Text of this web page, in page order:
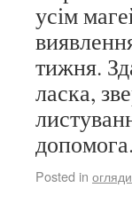
усім
тижня.
ласка,
Posted in огляди